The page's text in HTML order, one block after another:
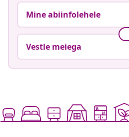
Mine abiinfolehele
Vestle meiega